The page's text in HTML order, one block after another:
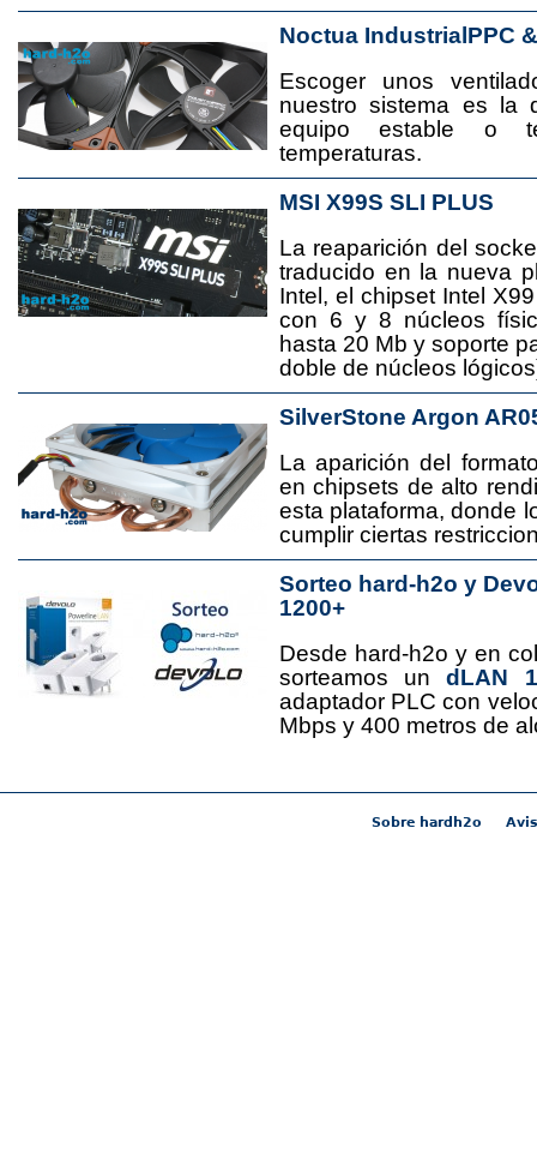
Noctua IndustrialPPC
Escoger unos
nuestro sistema es la
equipo estable o
temperaturas.
MSI X99S SLI PLUS
La reaparición del
traducido en la nueva
Intel, el chipset Intel
con 6 y 8 núcleos
hasta 20 Mb y soporte
doble de núcleos
SilverStone Argon
La aparición del
en chipsets de alto
esta plataforma, donde
cumplir ciertas
Sorteo hard-h2o y
1200+
Desde hard-h2o y en
sorteamos undLAN
adaptador PLC con
Mbps y 400 metros de
Sobre hardh2o